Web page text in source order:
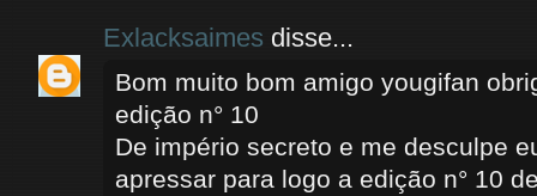
Exlacksaimes disse...
Bom muito bom amigo yougifan
edição n° 10
De império secreto e me desculpe
apressar para logo a edição n° 10